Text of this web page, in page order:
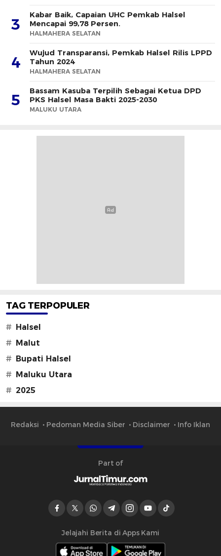
3
Kabar Baik, Capaian UHC Pemkab Halsel
Mencapai 99,78 Persen.
HALMAHERA SELATAN
4
Wujud Transparansi, Pemkab Halsel Rilis LPPD
Tahun 2024
HALMAHERA SELATAN
5
Bassam Kasuba Terpilih Sebagai Ketua DPD
PKS Halsel Masa Bakti 2025-2030
MALUKU UTARA
TAG TERPOPULER
#
Halsel
#
Malut
#
Bupati Halsel
#
Maluku Utara
# 2025
Redaksi Pedoman Media Siber Disclaimer Info Iklan
Part of
Jelajahi Berita di Apps Kami